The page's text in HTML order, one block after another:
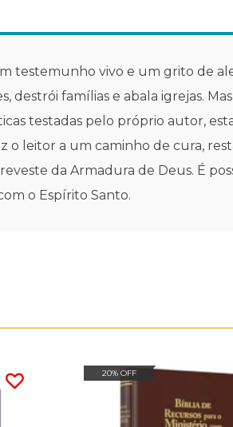
um testemunho vivo e um grito de
destrói famílias e abala igrejas.
testadas pelo próprio autor,
o leitor a um caminho de cura,
da Armadura de Deus. É
o Espírito Santo.
20% OFF